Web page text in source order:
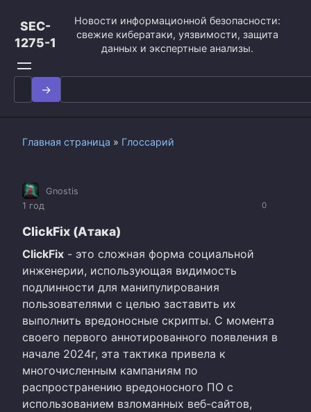
контенту
SEC-
1275-1
Новости информационной безопасности:
свежие кибератаки, уязвимости, защита
данных и экспертные анализы.
Search
for:
Главная страница » Глоссарий
0
Gnostis
1 год
ClickFix (Атака)
ClickFix - это сложная форма социальной
инженерии, использующая видимость
подлинности для манипулирования
пользователями с целью заставить их
выполнить вредоносные скрипты. С момента
своего первого аннотированного появления в
начале 2024г, эта тактика привела к
многочисленным кампаниям по
распространению вредоносного ПО с
использованием взломанных веб-сайтов,